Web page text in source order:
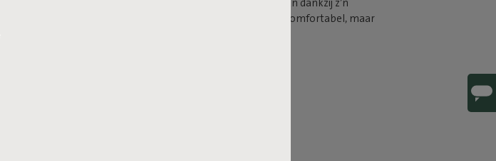
en energie – zonder landbouwmiddelen. En dankzij z’n
eigenzinnige look is de Junior niet alleen comfortabel, maar